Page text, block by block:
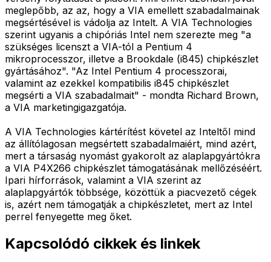
meglepőbb, az az, hogy a VIA emellett szabadalmainak
megsértésével is vádolja az Intelt. A VIA Technologies
szerint ugyanis a chipóriás Intel nem szerezte meg "a
szükséges licenszt a VIA-tól a Pentium 4
mikroprocesszor, illetve a Brookdale (i845) chipkészlet
gyártásához". "Az Intel Pentium 4 processzorai,
valamint az ezekkel kompatibilis i845 chipkészlet
megsérti a VIA szabadalmait" - mondta Richard Brown,
a VIA marketingigazgatója.
A VIA Technologies kártérítést követel az Inteltől mind
az állítólagosan megsértett szabadalmaiért, mind azért,
mert a társaság nyomást gyakorolt az alaplapgyártókra
a VIA P4X266 chipkészlet támogatásának mellőzéséért.
Ipari hírforrások, valamint a VIA szerint az
alaplapgyártók többsége, közöttük a piacvezető cégek
is, azért nem támogatják a chipkészletet, mert az Intel
perrel fenyegette meg őket.
Kapcsolódó cikkek és linkek